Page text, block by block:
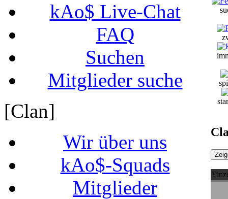
kAo$ Live-Chat
FAQ
Suchen
Mitglieder suche
[Clan]
Wir über uns
kAo$-Squads
Mitglieder